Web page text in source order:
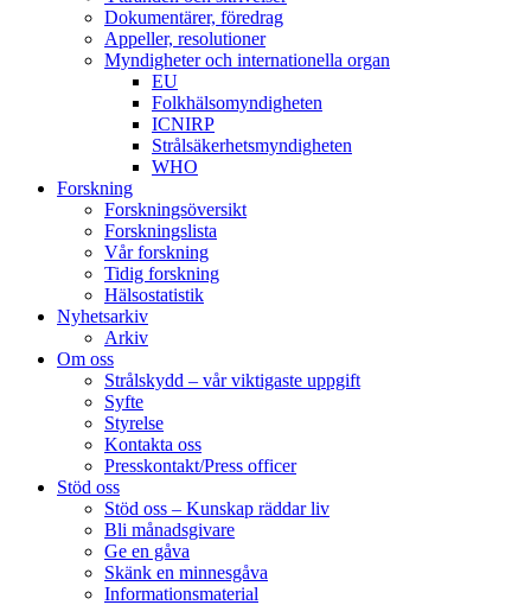
Dokumentärer, föredrag
Appeller, resolutioner
Myndigheter och internationella organ
EU
Folkhälsomyndigheten
ICNIRP
Strålsäkerhetsmyndigheten
WHO
Forskning
Forskningsöversikt
Forskningslista
Vår forskning
Tidig forskning
Hälsostatistik
Nyhetsarkiv
Arkiv
Om oss
Strålskydd – vår viktigaste uppgift
Syfte
Styrelse
Kontakta oss
Presskontakt/Press officer
Stöd oss
Stöd oss – Kunskap räddar liv
Bli månadsgivare
Ge en gåva
Skänk en minnesgåva
Informationsmaterial